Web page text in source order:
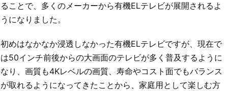
ることで、多くのメーカーから有機ELテレビが展開されるよ
うになりました。
初めはなかなか浸透しなかった有機ELテレビですが、現在で
は50インチ前後からの大画面のテレビが多く普及するように
なり、画質も4Kレベルの画質、寿命やコスト面でもバランス
が取れるようになってきたことから、家庭用として楽しむ方